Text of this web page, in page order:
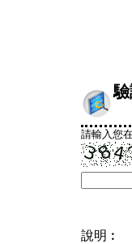
請輸入您
說明︰